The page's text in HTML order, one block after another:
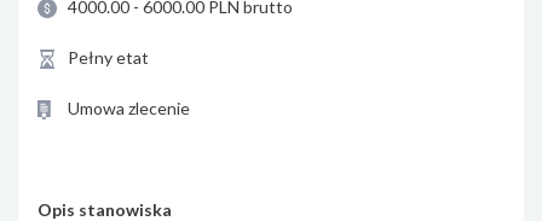
4000.00 - 6000.00 PLN brutto
Pełny etat
Umowa zlecenie
Opis stanowiska